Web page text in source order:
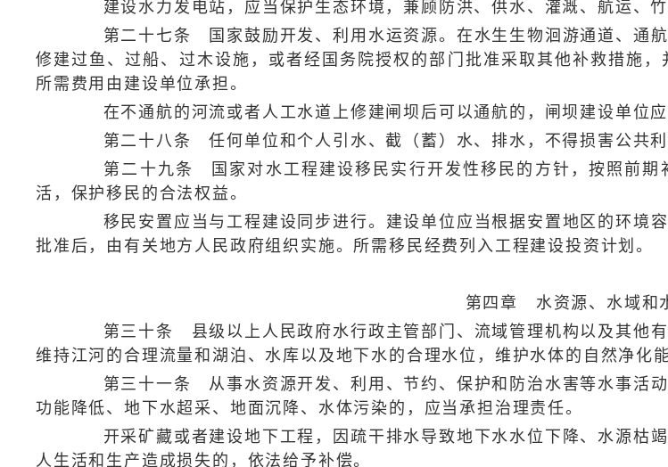
建设水力发电站，应当保护生态环境，兼顾防洪、供水、灌溉、航运、竹
第二十七条 国家鼓励开发、利用水运资源。在水生生物洄游通道、通航
修建过鱼、过船、过木设施，或者经国务院授权的部门批准采取其他补救措施
所需费用由建设单位承担。
在不通航的河流或者人工水道上修建闸坝后可以通航的，闸坝建设单位应
第二十八条 任何单位和个人引水、截（蓄）水、排水，不得损害公共利
第二十九条 国家对水工程建设移民实行开发性移民的方针，按照前期
活，保护移民的合法权益。
移民安置应当与工程建设同步进行。建设单位应当根据安置地区的环境
批准后，由有关地方人民政府组织实施。所需移民经费列入工程建设投资计划。
第四章 水资源、水域和
第三十条 县级以上人民政府水行政主管部门、流域管理机构以及其他有
维持江河的合理流量和湖泊、水库以及地下水的合理水位，维护水体的自然净化能
第三十一条 从事水资源开发、利用、节约、保护和防治水害等水事活动
功能降低、地下水超采、地面沉降、水体污染的，应当承担治理责任。
开采矿藏或者建设地下工程，因疏干排水导致地下水水位下降、水源枯
人生活和生产造成损失的，依法给予补偿。